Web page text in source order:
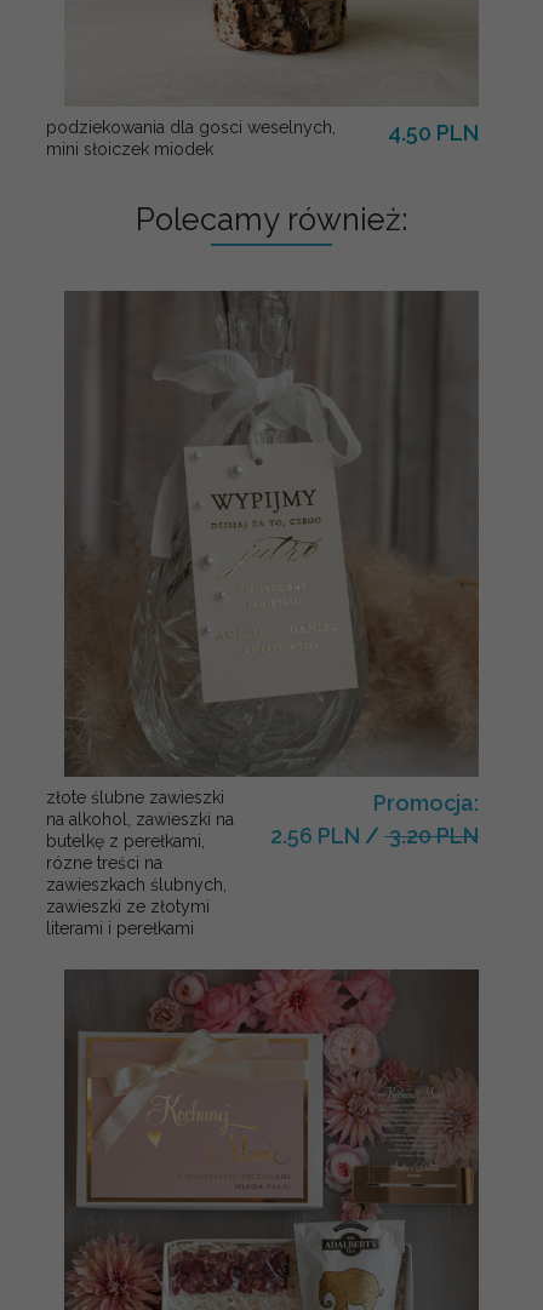
podziekowania dla gosci weselnych,
mini słoiczek miodek
4.50 PLN
Polecamy również:
złote ślubne zawieszki
na alkohol, zawieszki na
butelkę z perełkami,
rózne treści na
zawieszkach ślubnych,
zawieszki ze złotymi
literami i perełkami
Promocja:
2.56 PLN / 3.20 PLN